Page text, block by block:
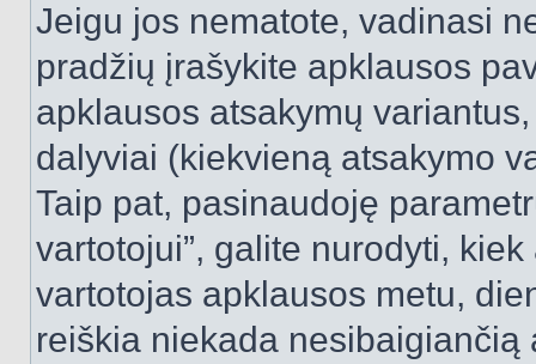
Jeigu jos nematote, vadinasi
pradžių įrašykite apklausos
apklausos atsakymų
dalyviai (kiekvieną atsakymo
Taip pat, pasinaudoję
vartotojui”, galite nurodyti,
vartotojas apklausos metu,
reiškia niekada